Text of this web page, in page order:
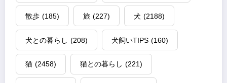
散歩 (185) 旅 (227) 犬 (2188)
犬との暮らし (208) 犬飼いTIPS (160)
猫 (2458) 猫との暮らし (221)